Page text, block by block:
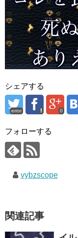
シェアする
error 0
フォローする
vybzscope
関連記事